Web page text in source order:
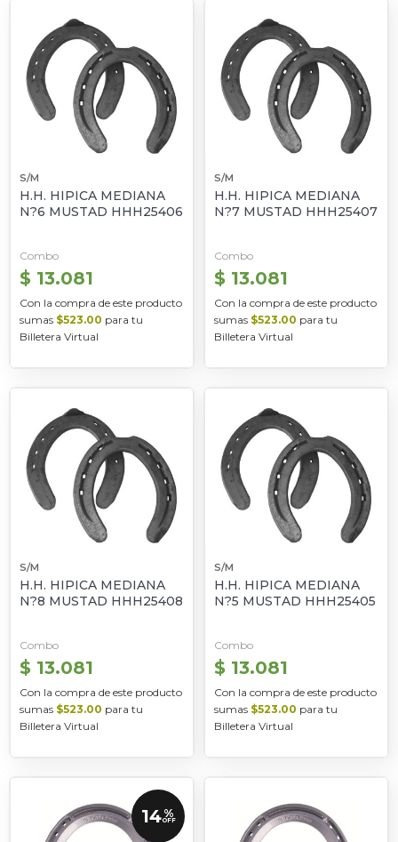
S/M
H.H. HIPICA MEDIANA
N?6 MUSTAD HHH25406
Combo
$ 13.081
Con la compra de este producto
sumas $523.00 para tu
Billetera Virtual
S/M
H.H. HIPICA MEDIANA
N?7 MUSTAD HHH25407
Combo
$ 13.081
Con la compra de este producto
sumas $523.00 para tu
Billetera Virtual
S/M
H.H. HIPICA MEDIANA
N?8 MUSTAD HHH25408
Combo
$ 13.081
Con la compra de este producto
sumas $523.00 para tu
Billetera Virtual
S/M
H.H. HIPICA MEDIANA
N?5 MUSTAD HHH25405
Combo
$ 13.081
Con la compra de este producto
sumas $523.00 para tu
Billetera Virtual
14 %
OFF